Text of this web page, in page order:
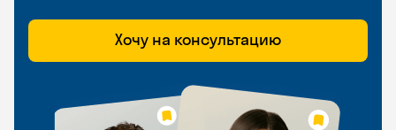
Хочу на консультацию